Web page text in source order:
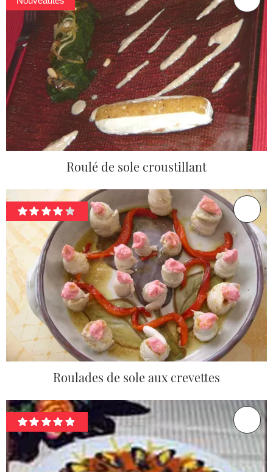
Roulé de sole croustillant
Roulades de sole aux crevettes